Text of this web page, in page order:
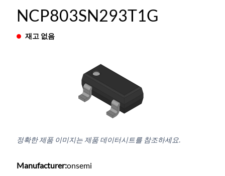
NCP803SN293T1G
재고 없음
정확한 제품 이미지는 제품 데이터시트를 참조하세요.
Manufacturer:onsemi